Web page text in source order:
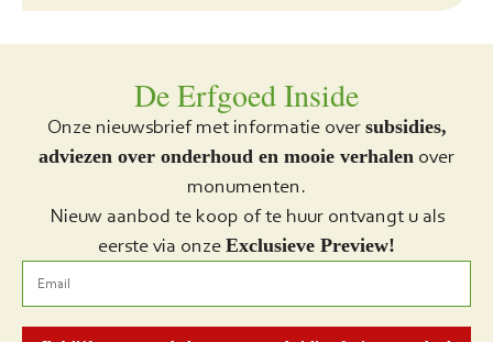
De Erfgoed Inside
Onze nieuwsbrief met informatie over subsidies,
adviezen over onderhoud en mooie verhalen over
monumenten.
Nieuw aanbod te koop of te huur ontvangt u als
eerste via onze Exclusieve Preview!